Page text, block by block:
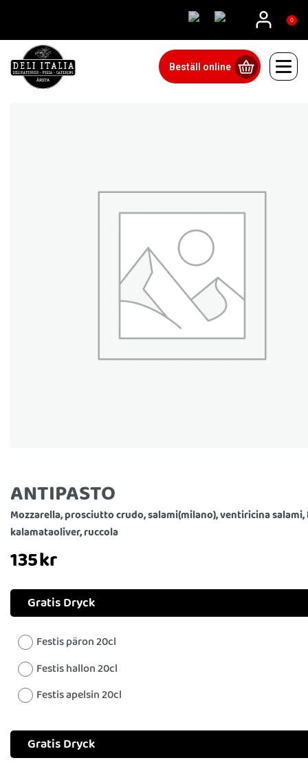
0
Beställ online
ANTIPASTO
Mozzarella, prosciutto crudo, salami(milano), ventiricina
kalamataoliver, ruccola
135kr
Gratis Dryck
Festis päron 20cl
Festis hallon 20cl
Festis apelsin 20cl
Gratis Dryck